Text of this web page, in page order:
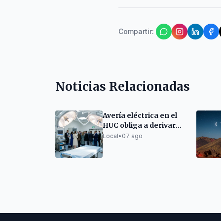
Compartir:
Noticias Relacionadas
Avería eléctrica en el
HUC obliga a derivar
cirugías a La
Local• 07 ago